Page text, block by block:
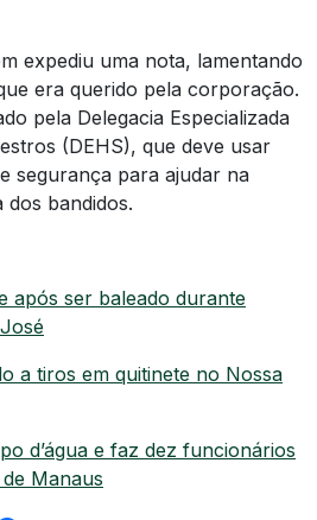
expediu uma nota, lamentando
era querido pela corporação.
pela Delegacia Especializada
(DEHS), que deve usar
segurança para ajudar na
bandidos.
após ser baleado durante
a tiros em quitinete no Nossa
d’água e faz dez funcionários
Manaus